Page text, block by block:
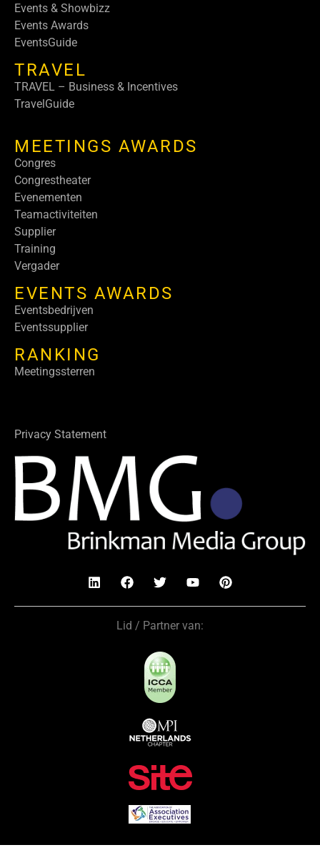
Events & Showbizz
Events Awards
EventsGuide
TRAVEL
TRAVEL – Business & Incentives
TravelGuide
MEETINGS AWARDS
Congres
Congrestheater
Evenementen
Teamactiviteiten
Supplier
Training
Vergader
EVENTS AWARDS
Eventsbedrijven
Eventssupplier
RANKING
Meetingssterren
Privacy Statement
Lid / Partner van: